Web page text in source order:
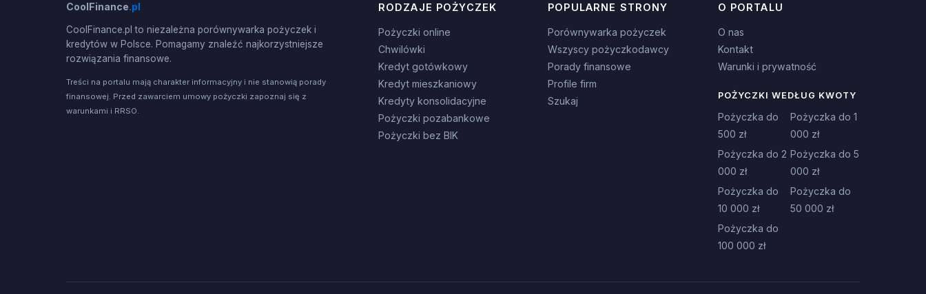
CoolFinance.pl
CoolFinance.pl to niezależna porównywarka pożyczek i
kredytów w Polsce. Pomagamy znaleźć najkorzystniejsze
rozwiązania finansowe.
Treści na portalu mają charakter informacyjny i nie stanowią porady
finansowej. Przed zawarciem umowy pożyczki zapoznaj się z
warunkami i RRSO.
RODZAJE POŻYCZEK
Pożyczki online
Chwilówki
Kredyt gotówkowy
Kredyt mieszkaniowy
Kredyty konsolidacyjne
Pożyczki pozabankowe
Pożyczki bez BIK
POPULARNE STRONY
Porównywarka pożyczek
Wszyscy pożyczkodawcy
Porady finansowe
Profile firm
Szukaj
O PORTALU
O nas
Kontakt
Warunki i prywatność
POŻYCZKI WEDŁUG KWOTY
Pożyczka do
500 zł
Pożyczka do 1
000 zł
Pożyczka do 2
000 zł
Pożyczka do 5
000 zł
Pożyczka do
10 000 zł
Pożyczka do
50 000 zł
Pożyczka do
100 000 zł